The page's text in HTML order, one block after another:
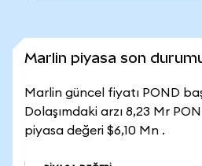
Marlin piyasa son
Marlin güncel fiyatı POND
Dolaşımdaki arzı 8,23 Mr
piyasa değeri $6,10 Mn .